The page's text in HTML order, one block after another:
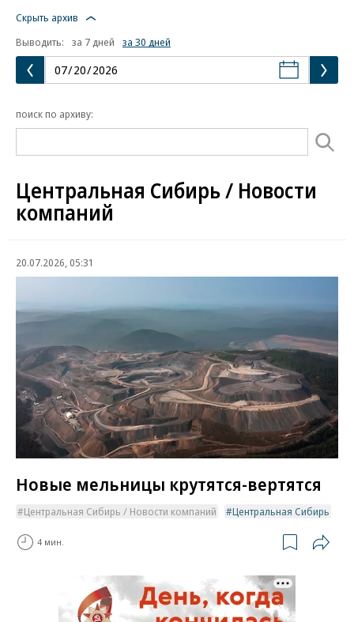
Скрыть архив
Выводить:
за 7 дней за 30 дней
поиск по архиву:
Центральная Сибирь / Новости
компаний
20.07.2026, 05:31
Новые мельницы крутятся-вертятся
Центральная Сибирь / Новости компаний Центральная Сибирь
4 мин.